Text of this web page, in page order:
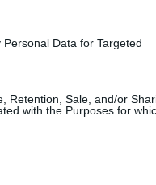
Data for Targeted
Retention, Sale, and/or
with the Purposes for